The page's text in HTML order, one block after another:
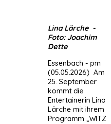
Lina Lärche -
Foto: Joachim
Dette
Essenbach - pm
(05.05.2026) Am
25. September
kommt die
Entertainerin Lina
Lärche mit ihrem
Programm „WITZ